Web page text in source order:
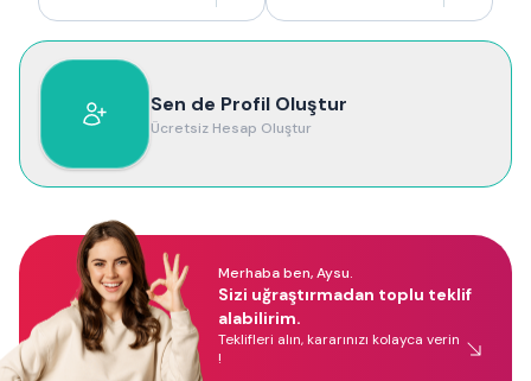
Sen de Profil Oluştur
Ücretsiz Hesap Oluştur
Merhaba ben, Aysu.
Sizi uğraştırmadan toplu teklif
alabilirim.
Teklifleri alın, kararınızı kolayca verin
!